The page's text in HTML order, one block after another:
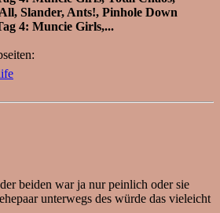
4: Muncie Girls,...
beiden war ja nur peinlich oder sie
unterwegs des würde das vieleicht